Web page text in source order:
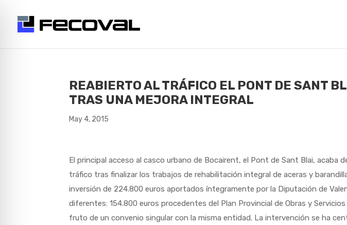
REABIERTO AL TRÁFICO EL PONT DE SANT
TRAS UNA MEJORA INTEGRAL
May 4, 2015
El principal acceso al casco urbano de Bocairent, el Pont de Sant Blai, acaba
tráfico tras finalizar los trabajos de rehabilitación integral de aceras y
inversión de 224.800 euros aportados íntegramente por la Diputación de
diferentes: 154.800 euros procedentes del Plan Provincial de Obras y
fruto de un convenio singular con la misma entidad. La intervención se ha